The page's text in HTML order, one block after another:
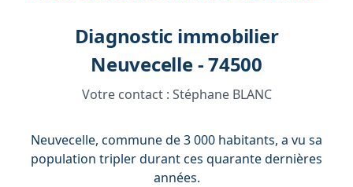
Diagnostic immobilier
Neuvecelle - 74500
Votre contact : Stéphane BLANC
Neuvecelle, commune de 3 000 habitants, a vu sa
population tripler durant ces quarante dernières
années.